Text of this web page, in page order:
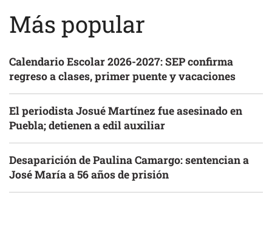
Más popular
Calendario Escolar 2026-2027: SEP confirma
regreso a clases, primer puente y vacaciones
El periodista Josué Martínez fue asesinado en
Puebla; detienen a edil auxiliar
Desaparición de Paulina Camargo: sentencian a
José María a 56 años de prisión